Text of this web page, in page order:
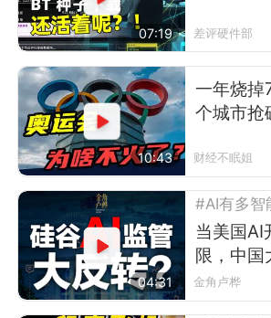
07:19 差评硬件部
10:43
一年烧
个城市抢
财经不眠姐
04:31
#AI有多智
当美国AI
限，中国
期来了
金角卢桦